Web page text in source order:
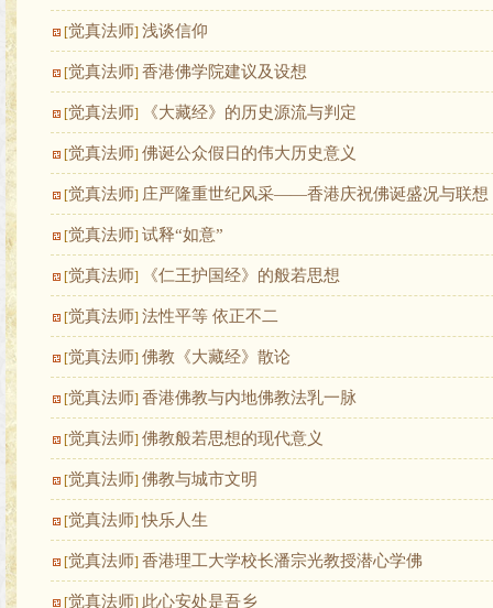
[觉真法师] 浅谈信仰
[觉真法师] 香港佛学院建议及设想
[觉真法师] 《大藏经》的历史源流与判定
[觉真法师] 佛诞公众假日的伟大历史意义
[觉真法师] 庄严隆重世纪风采——香港庆祝佛诞盛况与联想
[觉真法师] 试释“如意”
[觉真法师] 《仁王护国经》的般若思想
[觉真法师] 法性平等 依正不二
[觉真法师] 佛教《大藏经》散论
[觉真法师] 香港佛教与内地佛教法乳一脉
[觉真法师] 佛教般若思想的现代意义
[觉真法师] 佛教与城市文明
[觉真法师]快乐人生
[觉真法师] 香港理工大学校长潘宗光教授潜心学佛
[觉真法师] 此心安处是吾乡